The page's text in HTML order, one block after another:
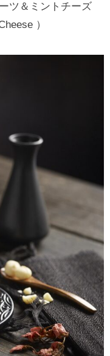
ツ＆ミントチーズ
）